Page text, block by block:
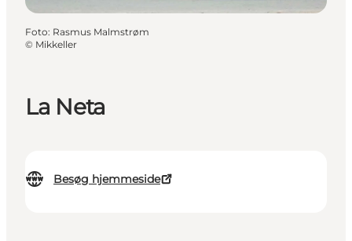
La Neta
Besøg hjemmeside
Foto: Rasmus Malmstrøm
© Mikkeller